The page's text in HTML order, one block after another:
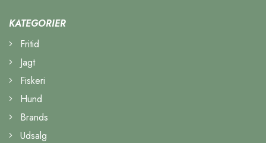
KATEGORIER
Fritid
Jagt
Fiskeri
Hund
Brands
Udsalg